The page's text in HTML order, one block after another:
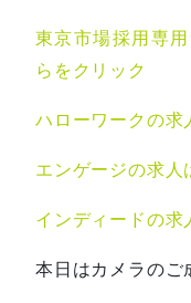
東京市場採用専
らをクリック
ハローワークの求
エンゲージの求人
インディードの求
本日はカメラのご